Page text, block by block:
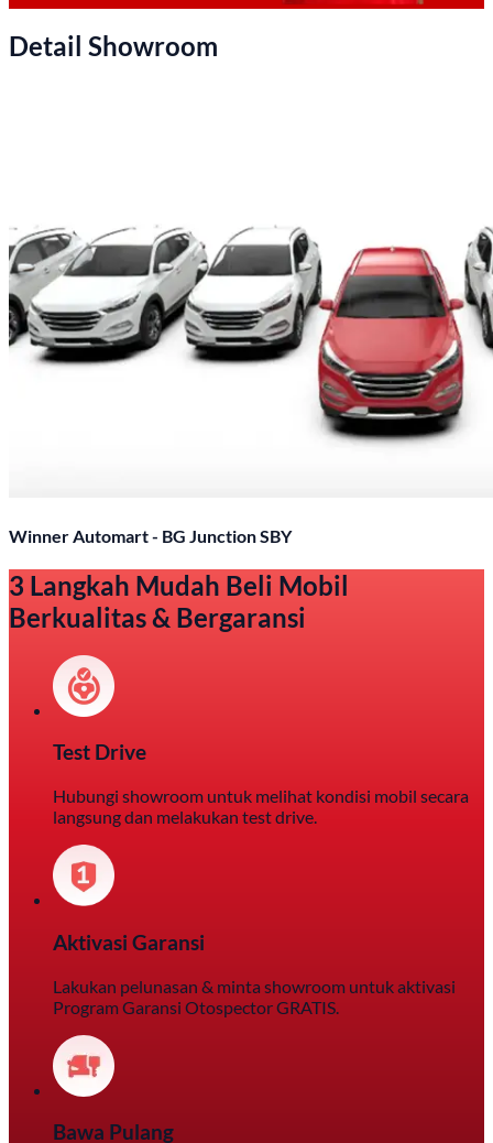
Detail Showroom
Winner Automart - BG Junction SBY
3 Langkah Mudah Beli Mobil
Berkualitas & Bergaransi
Test Drive
Hubungi showroom untuk melihat kondisi mobil secara
langsung dan melakukan test drive.
Aktivasi Garansi
Lakukan pelunasan & minta showroom untuk aktivasi
Program Garansi Otospector GRATIS.
Bawa Pulang